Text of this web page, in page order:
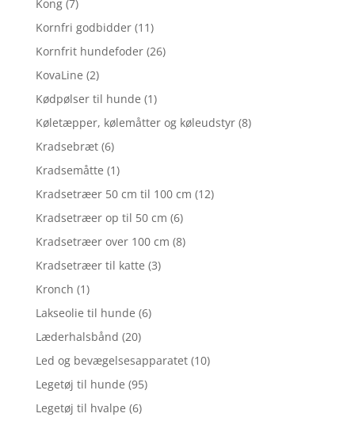
Kong (7)
Kornfri godbidder (11)
Kornfrit hundefoder (26)
KovaLine (2)
Kødpølser til hunde (1)
Køletæpper, kølemåtter og køleudstyr (8)
Kradsebræt (6)
Kradsemåtte (1)
Kradsetræer 50 cm til 100 cm (12)
Kradsetræer op til 50 cm (6)
Kradsetræer over 100 cm (8)
Kradsetræer til katte (3)
Kronch (1)
Lakseolie til hunde (6)
Læderhalsbånd (20)
Led og bevægelsesapparatet (10)
Legetøj til hunde (95)
Legetøj til hvalpe (6)